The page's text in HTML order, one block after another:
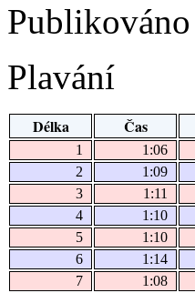
Publikováno
Plavání
Délka Čas
1 1:06
2
1:09
3
1:11
4
1:10
5
1:10
6
1:14
7
1:08